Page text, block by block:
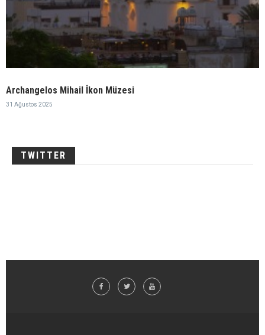
Archangelos Mihail İkon Müzesi
31 Ağustos 2025
TWITTER